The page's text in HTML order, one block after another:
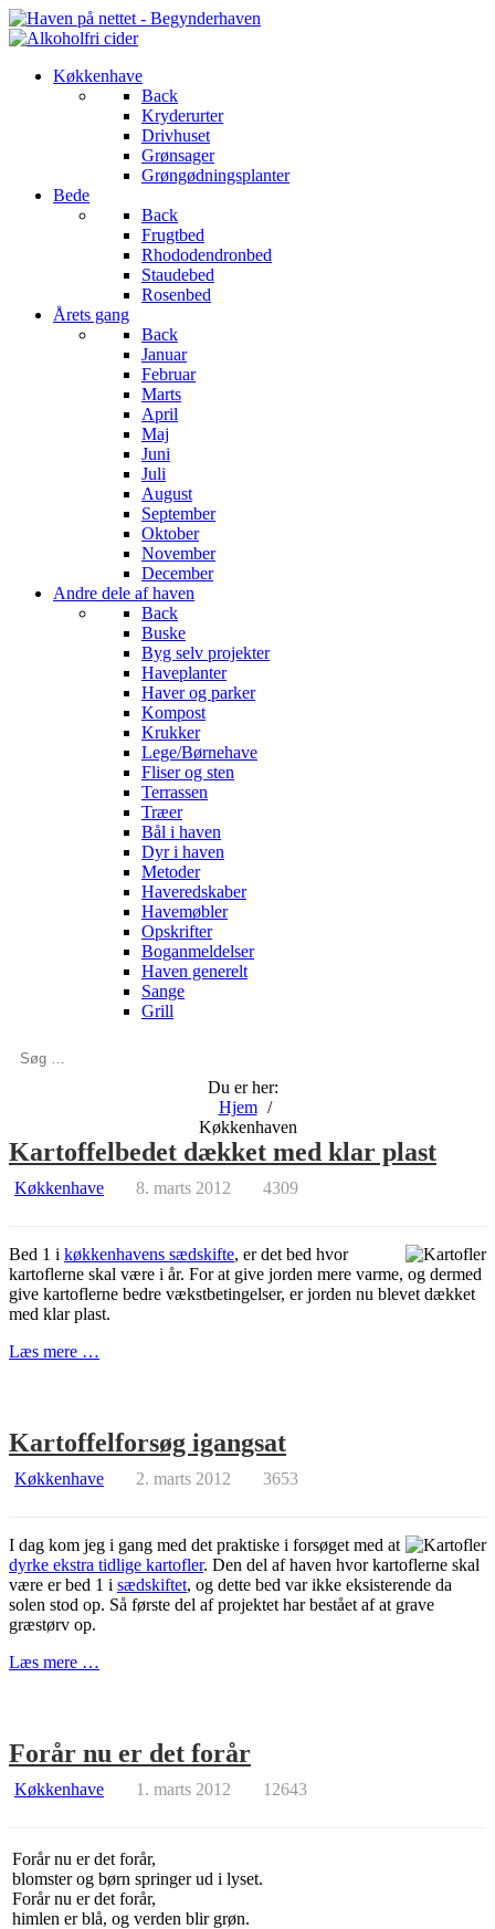
Køkkenhave
Back
Kryderurter
Drivhuset
Grønsager
Grøngødningsplanter
Bede
Back
Frugtbed
Rhododendronbed
Staudebed
Rosenbed
Årets gang
Back
Januar
Februar
Marts
April
Maj
Juni
Juli
August
September
Oktober
November
December
Andre dele af haven
Back
Buske
Byg selv projekter
Haveplanter
Haver og parker
Kompost
Krukker
Lege/Børnehave
Fliser og sten
Terrassen
Træer
Bål i haven
Dyr i haven
Metoder
Haveredskaber
Havemøbler
Opskrifter
Boganmeldelser
Haven generelt
Sange
Grill
Søg
…
Du er her:
Hjem
Køkkenhaven
Kartoffelbedet dækket med klar plast
Køkkenhave 8. marts 2012 4309
Bed 1 i køkkenhavens sædskifte, er det bed hvor
kartoflerne skal være i år. For at give jorden mere varme, og dermed
give kartoflerne bedre vækstbetingelser, er jorden nu blevet dækket
med klar plast.
Læs mere …
Kartoffelforsøg igangsat
Køkkenhave 2. marts 2012 3653
I dag kom jeg i gang med det praktiske i forsøget med at
dyrke ekstra tidlige kartofler. Den del af haven hvor kartoflerne skal
være er bed 1 i sædskiftet, og dette bed var ikke eksisterende da
solen stod op. Så første del af projektet har bestået af at grave
græstørv op.
Læs mere …
Forår nu er det forår
Køkkenhave 1. marts 2012 12643
Forår nu er det forår,
blomster og børn springer ud i lyset.
Forår nu er det forår,
himlen er blå, og verden blir grøn.